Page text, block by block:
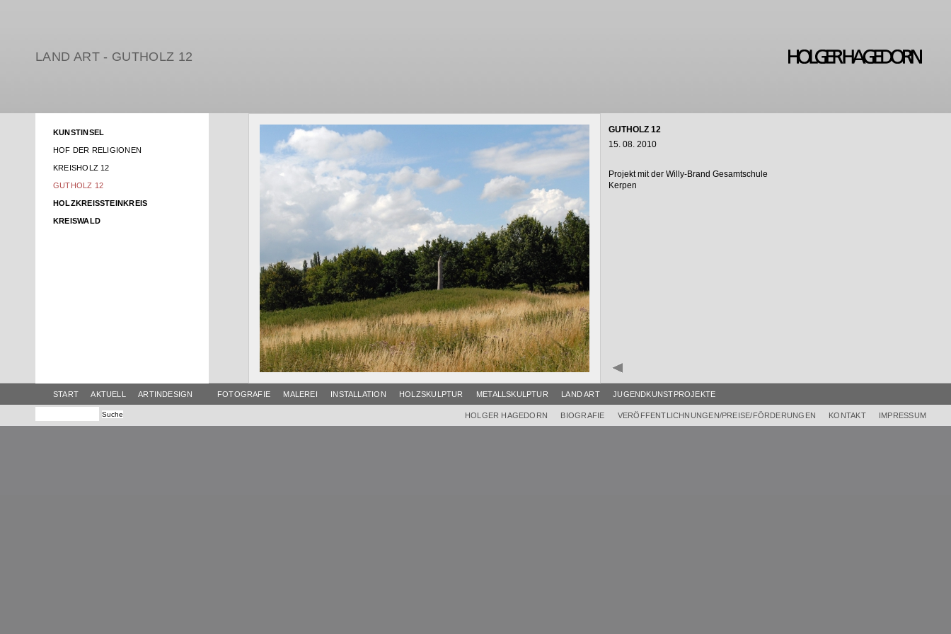
LAND ART - GUTHOLZ 12
KUNSTINSEL
HOF DER RELIGIONEN
KREISHOLZ 12
GUTHOLZ 12
HOLZKREISSTEINKREIS
KREISWALD
GUTHOLZ 12
15. 08. 2010
Projekt mit der Willy-Brand Gesamtschule
Kerpen
START AKTUELL ARTINDESIGN FOTOGRAFIE MALEREI INSTALLATION HOLZSKULPTUR METALLSKULPTUR LAND ART JUGENDKUNSTPROJEKTE
HOLGER HAGEDORN BIOGRAFIE VERÖFFENTLICHNUNGEN/PREISE/FÖRDERUNGEN KONTAKT IMPRESSUM